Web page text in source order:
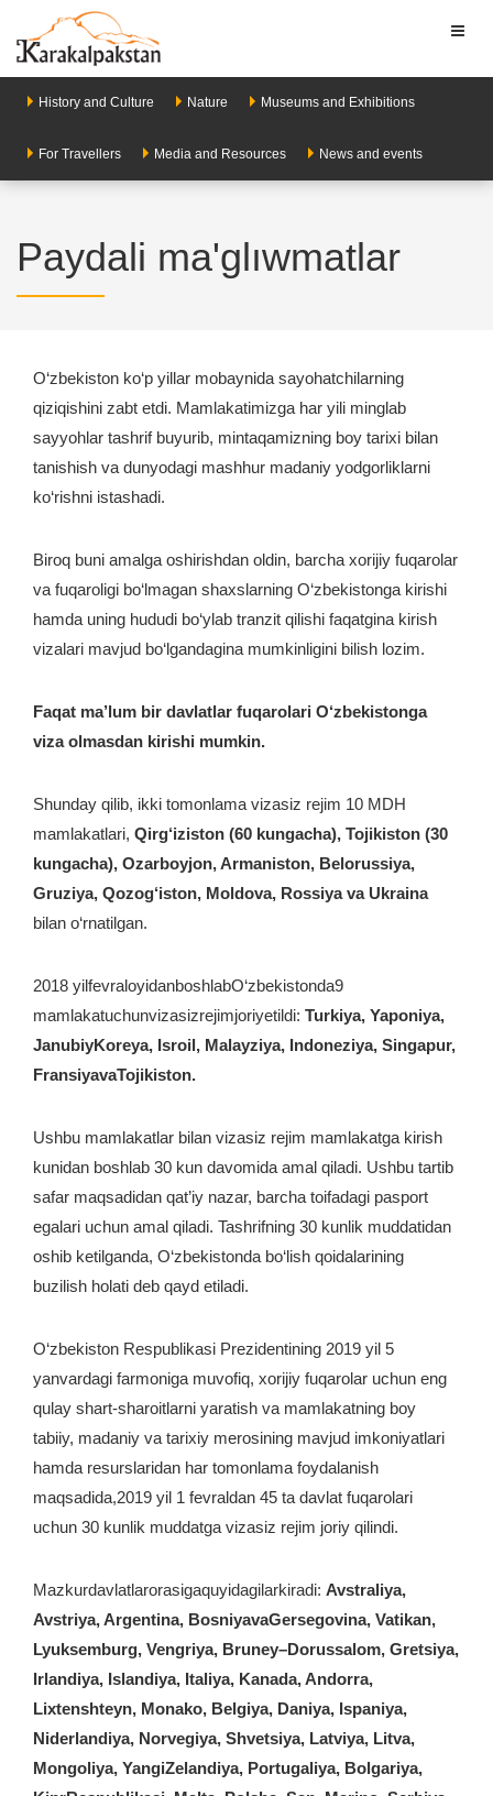
History and Culture Nature Museums and Exhibitions
For Travellers Media and Resources News and events
Paydali ma'glıwmatlar
O‘zbekiston ko‘p yillar mobaynida sayohatchilarning
qiziqishini zabt etdi. Mamlakatimizga har yili minglab
sayyohlar tashrif buyurib, mintaqamizning boy tarixi bilan
tanishish va dunyodagi mashhur madaniy yodgorliklarni
ko‘rishni istashadi.
Biroq buni amalga oshirishdan oldin, barcha xorijiy fuqarolar
va fuqaroligi bo‘lmagan shaxslarning O‘zbekistonga kirishi
hamda uning hududi bo‘ylab tranzit qilishi faqatgina kirish
vizalari mavjud bo‘lgandagina mumkinligini bilish lozim.
Faqat ma’lum bir davlatlar fuqarolari O‘zbekistonga
viza olmasdan kirishi mumkin.
Shunday qilib, ikki tomonlama vizasiz rejim 10 MDH
mamlakatlari, Qirg‘iziston (60 kungacha), Tojikiston (30
kungacha), Ozarboyjon, Armaniston, Belorussiya,
Gruziya, Qozog‘iston, Moldova, Rossiya va Ukraina
bilan o‘rnatilgan.
2018 yilfevraloyidanboshlabO‘zbekistonda9
mamlakatuchunvizasizrejimjoriyetildi: Turkiya, Yaponiya,
JanubiyKoreya, Isroil, Malayziya, Indoneziya, Singapur,
FransiyavaTojikiston.
Ushbu mamlakatlar bilan vizasiz rejim mamlakatga kirish
kunidan boshlab 30 kun davomida amal qiladi. Ushbu tartib
safar maqsadidan qat’iy nazar, barcha toifadagi pasport
egalari uchun amal qiladi. Tashrifning 30 kunlik muddatidan
oshib ketilganda, O‘zbekistonda bo‘lish qoidalarining
buzilish holati deb qayd etiladi.
O‘zbekiston Respublikasi Prezidentining 2019 yil 5
yanvardagi farmoniga muvofiq, xorijiy fuqarolar uchun eng
qulay shart-sharoitlarni yaratish va mamlakatning boy
tabiiy, madaniy va tarixiy merosining mavjud imkoniyatlari
hamda resurslaridan har tomonlama foydalanish
maqsadida,2019 yil 1 fevraldan 45 ta davlat fuqarolari
uchun 30 kunlik muddatga vizasiz rejim joriy qilindi.
Mazkurdavlatlarorasigaquyidagilarkiradi: Avstraliya,
Avstriya, Argentina, BosniyavaGersegovina, Vatikan,
Lyuksemburg, Vengriya, Bruney–Dorussalom, Gretsiya,
Irlandiya, Islandiya, Italiya, Kanada, Andorra,
Lixtenshteyn, Monako, Belgiya, Daniya, Ispaniya,
Niderlandiya, Norvegiya, Shvetsiya, Latviya, Litva,
Mongoliya, YangiZelandiya, Portugaliya, Bolgariya,